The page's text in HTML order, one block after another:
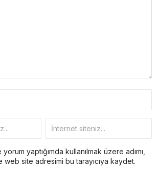
yaptığımda kullanılmak üzere adımı,
site adresimi bu tarayıcıya kaydet.